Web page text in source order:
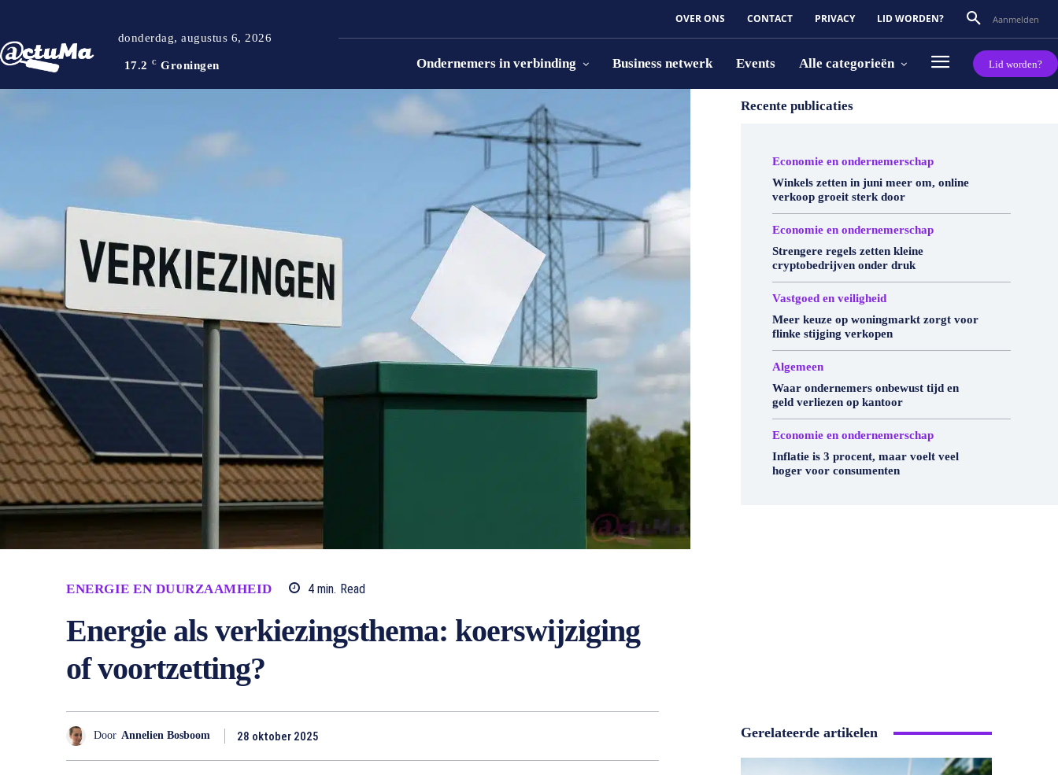
donderdag, augustus 6, 2026
17.2 C Groningen
OVER ONS CONTACT PRIVACY LID WORDEN? Aanmelden
Ondernemers in verbinding Business netwerk Events Alle categorieën Lid worden?
ENERGIE EN DUURZAAMHEID 4min. Read
Energie als verkiezingsthema: koerswijziging
of voortzetting?
Door Annelien Bosboom 28 oktober 2025
Recente publicaties
Economie en ondernemerschap
Winkels zetten in juni meer om, online
verkoop groeit sterk door
Economie en ondernemerschap
Strengere regels zetten kleine
cryptobedrijven onder druk
Vastgoed en veiligheid
Meer keuze op woningmarkt zorgt voor
flinke stijging verkopen
Algemeen
Waar ondernemers onbewust tijd en
geld verliezen op kantoor
Economie en ondernemerschap
Inflatie is 3 procent, maar voelt veel
hoger voor consumenten
Gerelateerde artikelen